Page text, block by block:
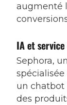
augmenté
IA et
Sephora,
un chatbot
des